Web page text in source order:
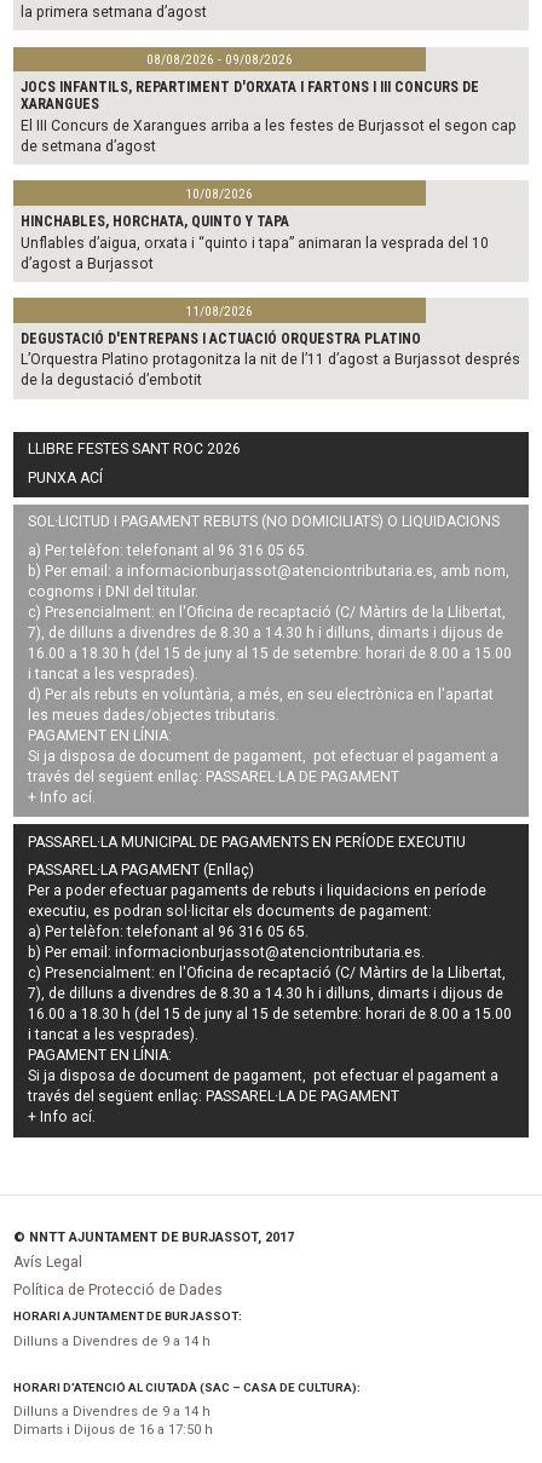
la primera setmana d’agost
08/08/2026 - 09/08/2026
JOCS INFANTILS, REPARTIMENT D'ORXATA I FARTONS I III CONCURS DE
XARANGUES
El III Concurs de Xarangues arriba a les festes de Burjassot el segon cap
de setmana d’agost
10/08/2026
HINCHABLES, HORCHATA, QUINTO Y TAPA
Unflables d’aigua, orxata i “quinto i tapa” animaran la vesprada del 10
d’agost a Burjassot
11/08/2026
DEGUSTACIÓ D'ENTREPANS I ACTUACIÓ ORQUESTRA PLATINO
L’Orquestra Platino protagonitza la nit de l’11 d’agost a Burjassot després
de la degustació d’embotit
LLIBRE FESTES SANT ROC 2026
PUNXA ACÍ
SOL·LICITUD I PAGAMENT REBUTS (NO DOMICILIATS) O LIQUIDACIONS
a) Per telèfon: telefonant al 96 316 05 65.
b) Per email: a informacionburjassot@atenciontributaria.es, amb nom,
cognoms i DNI del titular.
c) Presencialment: en l'Oficina de recaptació (C/ Màrtirs de la Llibertat,
7), de dilluns a divendres de 8.30 a 14.30 h i dilluns, dimarts i dijous de
16.00 a 18.30 h (del 15 de juny al 15 de setembre: horari de 8.00 a 15.00
i tancat a les vesprades).
d) Per als rebuts en voluntària, a més, en seu electrònica en l'apartat
les meues dades/objectes tributaris.
PAGAMENT EN LÍNIA:
Si ja disposa de document de pagament, pot efectuar el pagament a
través del següent enllaç: PASSAREL·LA DE PAGAMENT
+ Info ací.
PASSAREL·LA MUNICIPAL DE PAGAMENTS EN PERÍODE EXECUTIU
PASSAREL·LA PAGAMENT (Enllaç)
Per a poder efectuar pagaments derebuts i liquidacions en període
executiu, es podran sol·licitar els documents de pagament:
a) Per telèfon: telefonant al 96 316 05 65.
b) Per email:informacionburjassot@atenciontributaria.es.
c) Presencialment: en l'Oficina de recaptació (C/ Màrtirs de la Llibertat,
7), de dilluns a divendres de 8.30 a 14.30 h i dilluns, dimarts i dijous de
16.00 a 18.30 h (del 15 de juny al 15 de setembre: horari de 8.00 a 15.00
i tancat a les vesprades).
PAGAMENT EN LÍNIA:
Si ja disposa de document de pagament, pot efectuar el pagament a
través del següent enllaç: PASSAREL·LA DE PAGAMENT
+ Info ací.
© NNTT AJUNTAMENT DE BURJASSOT, 2017
Avís Legal
Política de Protecció de Dades
HORARI AJUNTAMENT DE BURJASSOT:
Dilluns a Divendres de 9 a 14 h
HORARI D’ATENCIÓ AL CIUTADÀ (SAC – CASA DE CULTURA):
Dilluns a Divendres de 9 a 14 h
Dimarts i Dijous de 16 a 17:50 h